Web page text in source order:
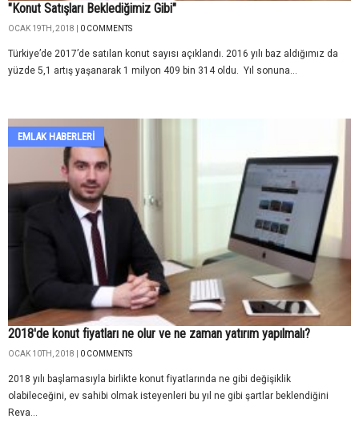
"Konut Satışları Beklediğimiz Gibi"
OCAK 19TH, 2018 | 0 COMMENTS
Türkiye’de 2017’de satılan konut sayısı açıklandı. 2016 yılı baz aldığımız da
yüzde 5,1 artış yaşanarak 1 milyon 409 bin 314 oldu. Yıl sonuna...
EMLAK HABERLERI
2018'de konut fiyatları ne olur ve ne zaman yatırım yapılmalı?
OCAK 10TH, 2018 | 0 COMMENTS
2018 yılı başlamasıyla birlikte konut fiyatlarında ne gibi değişiklik
olabileceğini, ev sahibi olmak isteyenleri bu yıl ne gibi şartlar beklendiğini
Reva...